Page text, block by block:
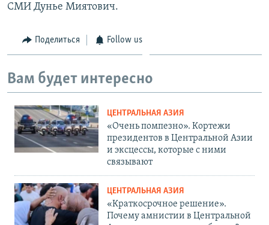
СМИ Дунье Миятович.
Поделиться Follow us
Вам будет интересно
ЦЕНТРАЛЬНАЯ АЗИЯ
«Очень помпезно». Кортежи
президентов в Центральной Азии
и эксцессы, которые с ними
связывают
ЦЕНТРАЛЬНАЯ АЗИЯ
«Краткосрочное решение».
Почему амнистии в Центральной